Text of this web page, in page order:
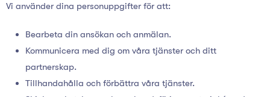
Vi använder dina personuppgifter för att:
Bearbeta din ansökan och anmälan.
Kommunicera med dig om våra tjänster och ditt
partnerskap.
Tillhandahålla och förbättra våra tjänster.